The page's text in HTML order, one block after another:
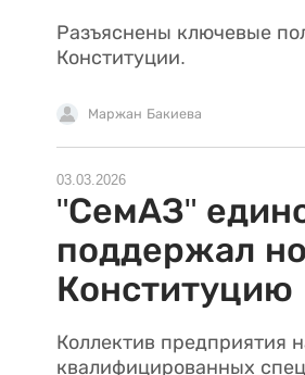
Разъяснены ключевые
Конституции.
Маржан Бакиева
03.03.2026
"СемАЗ"
поддержал
Конституцию
Коллектив предприятия
квалифицированных